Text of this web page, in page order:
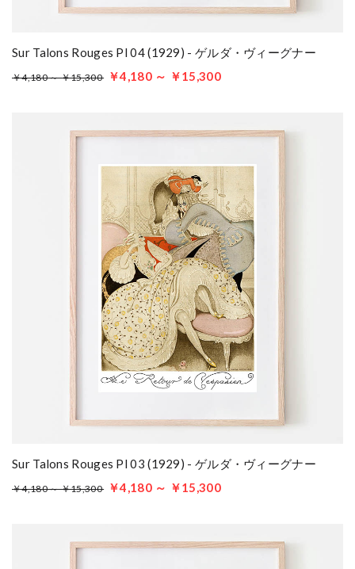
Sur Talons Rouges Pl 04 (1929) - ゲルダ・ヴィーグナー
￥4,180 ～ ￥15,300 ￥4,180 ～ ￥15,300
Sur Talons Rouges Pl 03 (1929) - ゲルダ・ヴィーグナー
￥4,180 ～ ￥15,300 ￥4,180 ～ ￥15,300